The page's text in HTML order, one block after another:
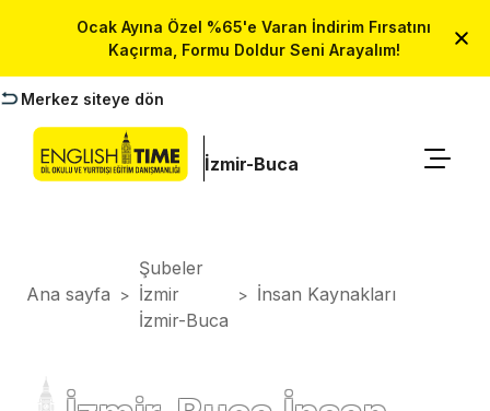
Ocak Ayına Özel %65'e Varan İndirim Fırsatını
Kaçırma, Formu Doldur Seni Arayalım!
Merkez siteye dön
İzmir-Buca
Ana sayfa >
Şubeler
İzmir
İzmir-Buca
> İnsan Kaynakları